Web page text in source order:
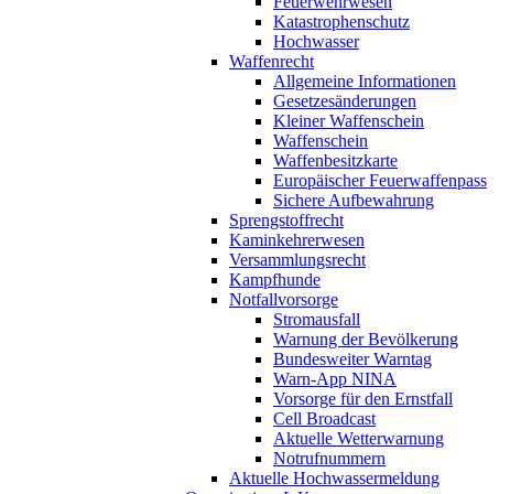
Katastrophenschutz
Hochwasser
Waffenrecht
Allgemeine Informationen
Gesetzesänderungen
Kleiner Waffenschein
Waffenschein
Waffenbesitzkarte
Europäischer Feuerwaffenpass
Sichere Aufbewahrung
Sprengstoffrecht
Kaminkehrerwesen
Versammlungsrecht
Kampfhunde
Notfallvorsorge
Stromausfall
Warnung der Bevölkerung
Bundesweiter Warntag
Warn-App NINA
Vorsorge für den Ernstfall
Cell Broadcast
Aktuelle Wetterwarnung
Notrufnummern
Aktuelle Hochwassermeldung